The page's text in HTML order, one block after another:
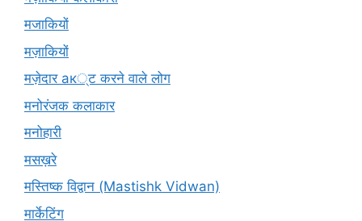
मजाकियों
मज़ाकियों
मज़ेदार ак्ट करने वाले लोग
मनोरंजक कलाकार
मनोहारी
मसख़रे
मस्तिष्क विद्वान (Mastishk Vidwan)
मार्केटिंग